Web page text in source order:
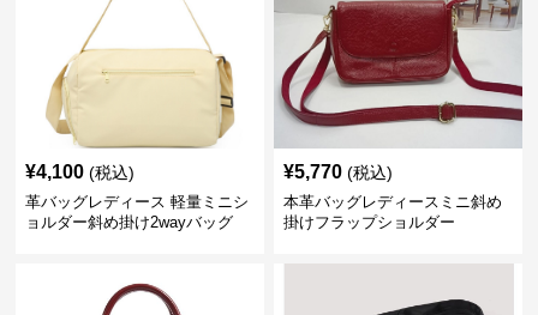
¥4,100 (税込)
革バッグレディース 軽量ミニシ
ョルダー斜め掛け2wayバッグ
¥5,770 (税込)
本革バッグレディースミニ斜め
掛けフラップショルダー